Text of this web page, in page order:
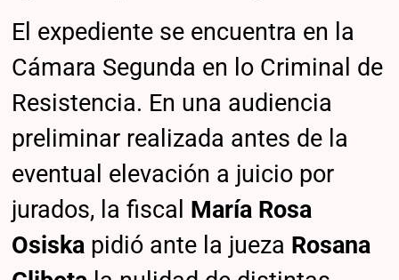
El expediente se encuentra en la
Cámara Segunda en lo Criminal de
Resistencia. En una audiencia
preliminar realizada antes de la
eventual elevación a juicio por
jurados, la fiscal María Rosa
Osiska pidió ante la jueza Rosana